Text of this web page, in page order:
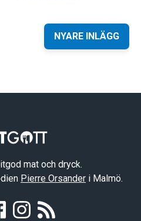
NYARE INLÄGG
mat och dryck.
Pierre Orsander i Malmö.